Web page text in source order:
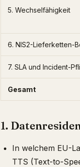
5. Wechselfähigkeit
6. NIS2-Lieferketten-
7. SLA und Incident-
Gesamt
1.
In welchem EU-
TTS (Text-to-